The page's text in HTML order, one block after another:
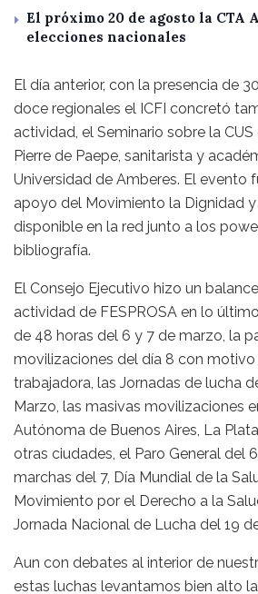
El próximo 20 de agosto la CTA
elecciones nacionales
El día anterior, con la presencia de
doce regionales el ICFI concretó
actividad, el Seminario sobre la
Pierre de Paepe, sanitarista y
Universidad de Amberes. El evento
apoyo del Movimiento la Dignidad
disponible en la red junto a los
bibliografía.
El Consejo Ejecutivo hizo un
actividad de FESPROSA en lo
de 48 horas del 6 y 7 de marzo, la
movilizaciones del día 8 con motivo
trabajadora, las Jornadas de lucha
Marzo, las masivas movilizaciones
Autónoma de Buenos Aires, La
otras ciudades, el Paro General del
marchas del 7, Día Mundial de la
Movimiento por el Derecho a la
Jornada Nacional de Lucha del 19
Aun con debates al interior de
estas luchas levantamos bien alto